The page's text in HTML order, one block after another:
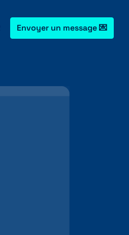
Envoyer un message 💌